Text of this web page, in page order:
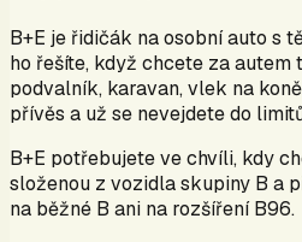
B+E je řidičák na osobní auto s
ho řešíte, když chcete za
podvalník, karavan, vlek na
přívěs a už se nevejdete do
B+E potřebujete ve chvíli, kdy
složenou z vozidla skupiny B a
na běžné B ani na rozšíření B96.